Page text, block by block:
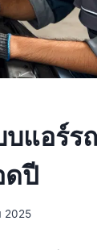
แอร์ร
ดปี
2025